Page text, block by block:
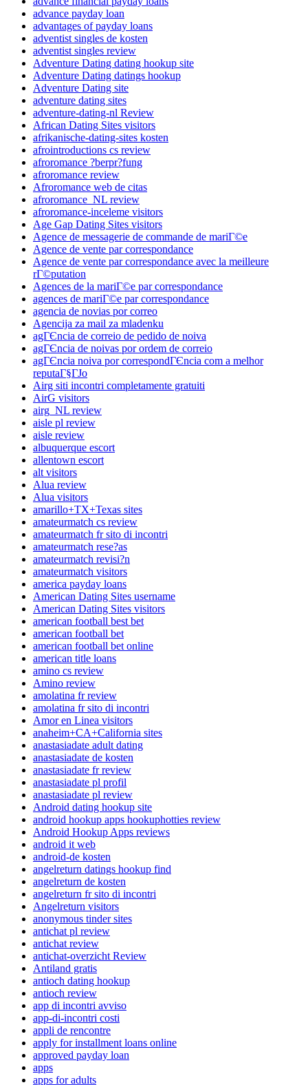
advance payday loan
advantages of payday loans
adventist singles de kosten
adventist singles review
Adventure Dating dating hookup site
Adventure Dating datings hookup
Adventure Dating site
adventure dating sites
adventure-dating-nl Review
African Dating Sites visitors
afrikanische-dating-sites kosten
afrointroductions cs review
afroromance ?berpr?fung
afroromance review
Afroromance web de citas
afroromance_NL review
afroromance-inceleme visitors
Age Gap Dating Sites visitors
Agence de messagerie de commande de mariГ©e
Agence de vente par correspondance
Agence de vente par correspondance avec la meilleure
rГ©putation
Agences de la mariГ©e par correspondance
agences de mariГ©e par correspondance
agencia de novias por correo
Agencija za mail za mladenku
agГЄncia de correio de pedido de noiva
agГЄncia de noivas por ordem de correio
agГЄncia noiva por correspondГЄncia com a melhor
reputaГ§ГЈo
Airg siti incontri completamente gratuiti
AirG visitors
airg_NL review
aisle pl review
aisle review
albuquerque escort
allentown escort
alt visitors
Alua review
Alua visitors
amarillo+TX+Texas sites
amateurmatch cs review
amateurmatch fr sito di incontri
amateurmatch rese?as
amateurmatch revisi?n
amateurmatch visitors
america payday loans
American Dating Sites username
American Dating Sites visitors
american football best bet
american football bet
american football bet online
american title loans
amino cs review
Amino review
amolatina fr review
amolatina fr sito di incontri
Amor en Linea visitors
anaheim+CA+California sites
anastasiadate adult dating
anastasiadate de kosten
anastasiadate fr review
anastasiadate pl profil
anastasiadate pl review
Android dating hookup site
android hookup apps hookuphotties review
Android Hookup Apps reviews
android it web
android-de kosten
angelreturn datings hookup find
angelreturn de kosten
angelreturn fr sito di incontri
Angelreturn visitors
anonymous tinder sites
antichat pl review
antichat review
antichat-overzicht Review
Antiland gratis
antioch dating hookup
antioch review
app di incontri avviso
app-di-incontri costi
appli de rencontre
apply for installment loans online
approved payday loan
apps
apps for adults